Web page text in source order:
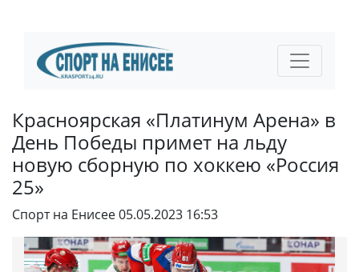
Красноярская «Платинум Арена» в
День Победы примет на льду
новую сборную по хоккею «Россия
25»
Спорт на Енисее05.05.2023 16:53